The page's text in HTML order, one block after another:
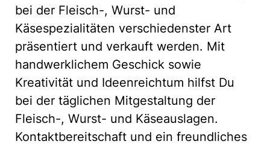
bei der Fleisch-, Wurst- und
Käsespezialitäten verschiedenster Art
präsentiert und verkauft werden. Mit
handwerklichem Geschick sowie
Kreativität und Ideenreichtum hilfst Du
bei der täglichen Mitgestaltung der
Fleisch-, Wurst- und Käseauslagen.
Kontaktbereitschaft und ein freundliches